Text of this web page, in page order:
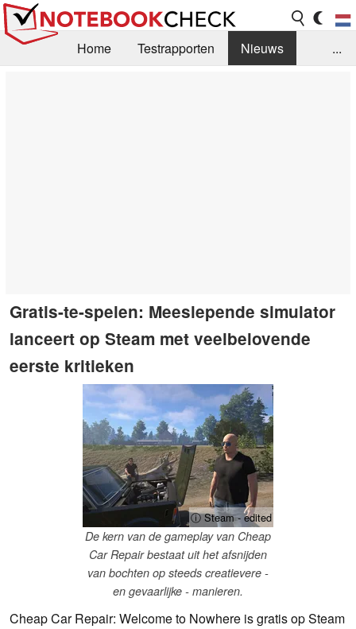
Home Testrapporten
Nieuws
...
Gratis-te-spelen: Meeslepende simulator
lanceert op Steam met veelbelovende
eerste kritieken
ⓘ Steam - edited
De kern van de gameplay van Cheap
Car Repair bestaat uit het afsnijden
van bochten op steeds creatievere -
en gevaarlijke - manieren.
Cheap Car Repair: Welcome to Nowhere is gratis op Steam